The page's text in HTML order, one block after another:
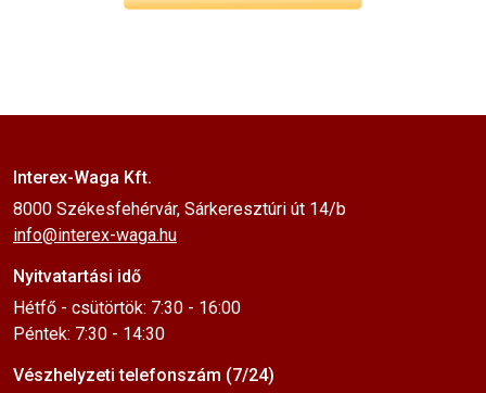
Interex-Waga Kft.
8000 Székesfehérvár, Sárkeresztúri út 14/b
info@interex-waga.hu
Nyitvatartási idő
Hétfő - csütörtök: 7:30 - 16:00
Péntek: 7:30 - 14:30
Vészhelyzeti telefonszám (7/24)